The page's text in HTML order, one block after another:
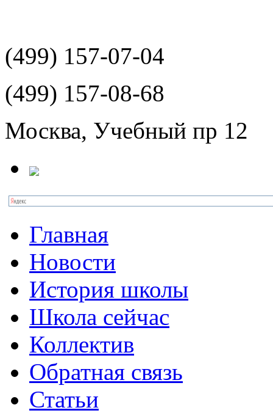
(499) 157-07-04
(499) 157-08-68
Москва, Учебный пр 12
Главная
Новости
История школы
Школа сейчас
Коллектив
Обратная связь
Статьи